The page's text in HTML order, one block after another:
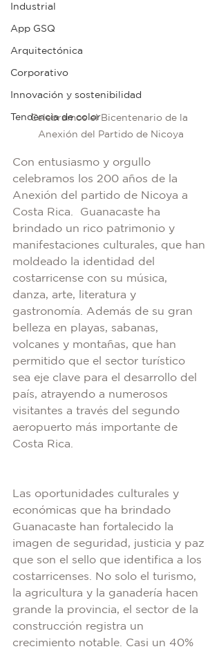
Industrial
App GSQ
Arquitectónica
Corporativo
Innovación y sostenibilidad
Tendencia de color
Celebramos el Bicentenario de la
Anexión del Partido de Nicoya
Con entusiasmo y orgullo
celebramos los 200 años de la
Anexión del partido de Nicoya a
Costa Rica.  Guanacaste ha
brindado un rico patrimonio y
manifestaciones culturales, que han
moldeado la identidad del
costarricense con su música,
danza, arte, literatura y
gastronomía. Además de su gran
belleza en playas, sabanas,
volcanes y montañas, que han
permitido que el sector turístico
sea eje clave para el desarrollo del
país, atrayendo a numerosos
visitantes a través del segundo
aeropuerto más importante de
Costa Rica.
Las oportunidades culturales y
económicas que ha brindado
Guanacaste han fortalecido la
imagen de seguridad, justicia y paz
que son el sello que identifica a los
costarricenses. No solo el turismo,
la agricultura y la ganadería hacen
grande la provincia, el sector de la
construcción registra un
crecimiento notable. Casi un 40%